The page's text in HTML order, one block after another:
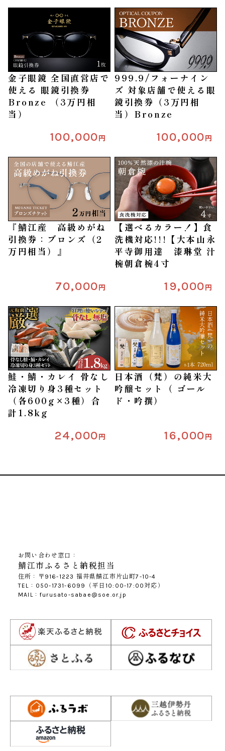
金子眼鏡 全国直営店で
使える 眼鏡引換券
Bronze （3万円相
当）
100,000円
999.9/フォーナイン
ズ 対象店舗で使える眼
鏡引換券（3万円相
当）Bronze
100,000円
『鯖江産 高級めがね
引換券：ブロンズ（2
万円相当）』
70,000円
【選べるカラー！】食
洗機対応!!!【大本山永
平寺御用達 漆琳堂 汁
椀朝倉椀4寸
19,000円
鮭・鯖・カレイ 骨なし
冷凍切り身3種セット
（各600g×3種）合
計1.8kg
24,000円
日本酒（梵）の純米大
吟醸セット（ ゴール
ド・吟撰）
16,000円
お問い合わせ窓口：
鯖江市ふるさと納税担当
住所：〒916-1223 福井県鯖江市片山町7-10-4
TEL：050-1731-6099（平日10:00-17:00対応）
MAIL：furusato-sabae@soe.or.jp